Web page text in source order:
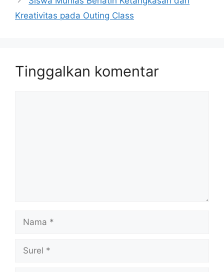
Kreativitas pada Outing Class
Tinggalkan komentar